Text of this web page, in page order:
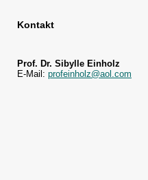
Kontakt
Prof. Dr. Sibylle Einholz
E-Mail: profeinholz@aol.com